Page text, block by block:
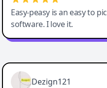
Easy-peasy is an easy to
software. I love it.
Easy-Peasy AI
Dezign121